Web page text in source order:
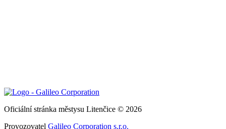
Oficiální stránka městysu Litenčice © 2026
Provozovatel Galileo Corporation s.r.o.